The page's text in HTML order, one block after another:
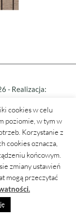
- Realizacja:
cookies w celu
poziomie, w tym w
Korzystanie z
cookies oznacza,
końcowym.
zmiany ustawień
mogą przeczytać